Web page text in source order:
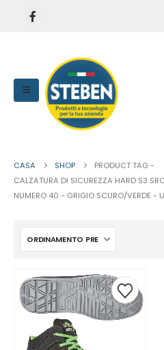
CASA SHOP
PRODUCT TAG -
CALZATURA DI SICUREZZA HARD S3
NUMERO 40 - GRIGIO SCURO/VERDE -